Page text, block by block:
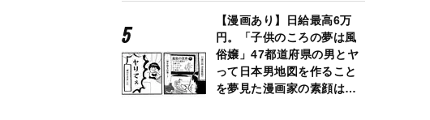
【漫画あり】日給最高6万
円。「子供のころの夢は風
俗嬢」47都道府県の男とヤ
って日本男地図を作ること
を夢見た漫画家の素顔は…